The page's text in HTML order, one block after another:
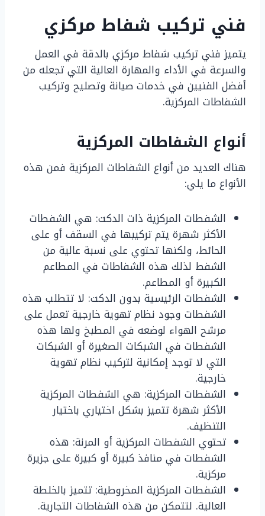
فني تركيب شفاط مركزي
يتميز فني تركيب شفاط مركزي بالدقة في العمل
والسرعة في الأداء والمهارة العالية التي تجعله من
أفضل الفنيين في خدمات صيانة وتصليح وتركيب
الشفاطات المركزية.
أنواع الشفاطات المركزية
هناك العديد من أنواع الشفاطات المركزية فمن هذه
الأنواع ما يلي:
الشفطات المركزية ذات الدكت: هي الشفطات
الأكثر شهرة يتم تركيبها في السقف أو على
الحائط، ولكنها تحتوي على نسبة عالية من
الشفط لذلك هذه الشفاطات في المطاعم
الكبيرة أو المطاعم.
الشفطات الرئيسية بدون الدكت: لا تتطلب هذه
الشفطات وجود نظام تهوية خارجية تعمل على
مرشح الهواء لوضعه في المطبخ ولها هذه
الشفطات في الشبكات الصغيرة أو الشبكات
التي لا توجد إمكانية لتركيب نظام تهوية
خارجية.
الشفطات المركزية: هي الشفطات المركزية
الأكثر شهرة تتميز بشكل اختياري باختيار
التنظيف.
تحتوي الشفطات المركزية أو المرنة: هذه
الشفطات في منافذ كبيرة أو كبيرة على جزيرة
مركزية.
الشفطات المركزية المخروطية: تتميز بالخلطة
العالية. لتتمكن من هذه الشفاطات التجارية.